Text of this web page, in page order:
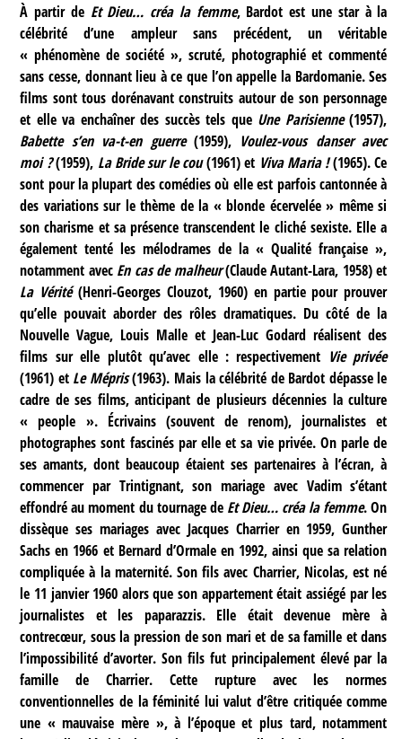
À partir de Et Dieu… créa la femme, Bardot est une star à la
célébrité d’une ampleur sans précédent, un véritable
« phénomène de société », scruté, photographié et commenté
sans cesse, donnant lieu à ce que l’on appelle la Bardomanie. Ses
films sont tous dorénavant construits autour de son personnage
et elle va enchaîner des succès tels que Une Parisienne(1957),
Babette s’en va-t-en guerre(1959), Voulez-vous danser avec
moi ?(1959), La Bride sur le cou(1961) et Viva Maria !(1965). Ce
sont pour la plupart des comédies où elle est parfois cantonnée à
des variations sur le thème de la « blonde écervelée » même si
son charisme et sa présence transcendent le cliché sexiste. Elle a
également tenté les mélodrames de la « Qualité française »,
notamment avec En cas de malheur(Claude Autant-Lara, 1958) et
La Vérité(Henri-Georges Clouzot, 1960) en partie pour prouver
qu’elle pouvait aborder des rôles dramatiques. Du côté de la
Nouvelle Vague, Louis Malle et Jean-Luc Godard réalisent des
films sur elle plutôt qu’avec elle : respectivement Vie privée
(1961) et Le Mépris(1963). Mais la célébrité de Bardot dépasse le
cadre de ses films, anticipant de plusieurs décennies la culture
« people ». Écrivains (souvent de renom), journalistes et
photographes sont fascinés par elle et sa vie privée. On parle de
ses amants, dont beaucoup étaient ses partenaires à l’écran, à
commencer par Trintignant, son mariage avec Vadim s’étant
effondré au moment du tournage de Et Dieu… créa la femme. On
dissèque ses mariages avec Jacques Charrier en 1959, Gunther
Sachs en 1966 et Bernard d’Ormale en 1992, ainsi que sa relation
compliquée à la maternité. Son fils avec Charrier, Nicolas, est né
le 11 janvier 1960 alors que son appartement était assiégé par les
journalistes et les paparazzis. Elle était devenue mère à
contrecœur, sous la pression de son mari et de sa famille et dans
l’impossibilité d’avorter. Son fils fut principalement élevé par la
famille de Charrier. Cette rupture avec les normes
conventionnelles de la féminité lui valut d’être critiquée comme
une « mauvaise mère », à l’époque et plus tard, notamment